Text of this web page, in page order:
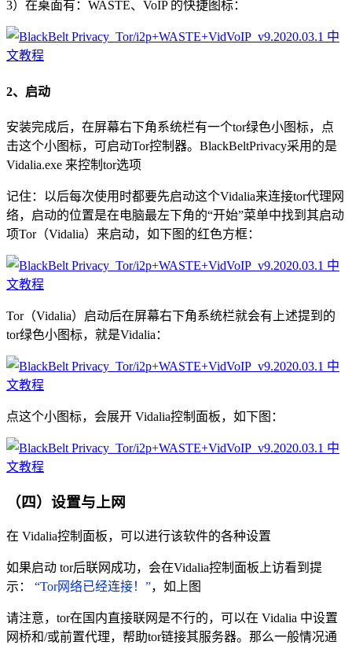
3）在桌面有：WASTE、VoIP 的快捷图标：
2、启动
安装完成后，在屏幕右下角系统栏有一个tor绿色小图标，点
击这个小图标，可启动Tor控制器。BlackBeltPrivacy采用的是
Vidalia.exe 来控制tor选项
记住：以后每次使用时都要先启动这个Vidalia来连接tor代理网
络，启动的位置是在电脑最左下角的“开始”菜单中找到其启动
项Tor（Vidalia）来启动，如下图的红色方框：
Tor（Vidalia）启动后在屏幕右下角系统栏就会有上述提到的
tor绿色小图标，就是Vidalia：
点这个小图标，会展开 Vidalia控制面板，如下图：
（四）设置与上网
在 Vidalia控制面板，可以进行该软件的各种设置
如果启动 tor后联网成功，会在Vidalia控制面板上访看到提
示： “Tor网络已经连接！”，如上图
请注意，tor在国内直接联网是不行的，可以在 Vidalia 中设置
网桥和/或前置代理，帮助tor链接其服务器。那么一般情况通